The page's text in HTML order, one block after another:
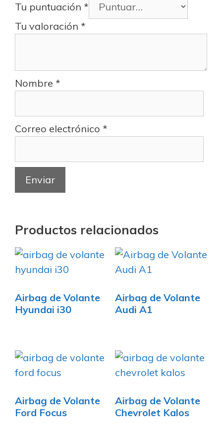
Tu puntuación *
Tu valoración *
Nombre *
Correo electrónico *
Productos relacionados
Airbag de Volante
Hyundai i30
Airbag de Volante
Audi A1
Airbag de Volante
Ford Focus
Airbag de Volante
Chevrolet Kalos